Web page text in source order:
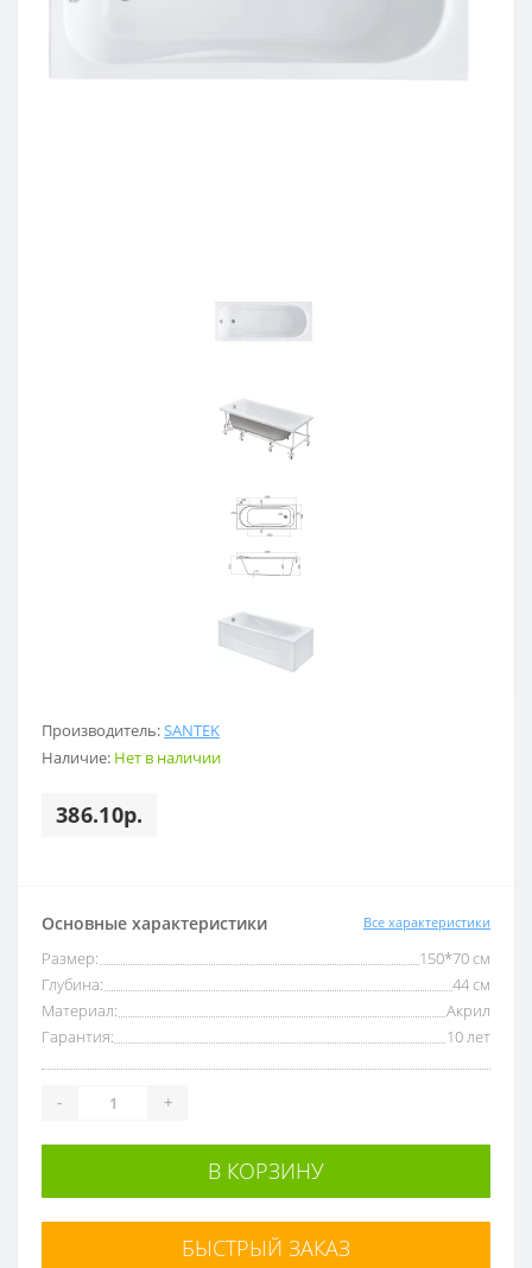
Производитель:SANTEK
Наличие: Нет в наличии
386.10р.
Основные характеристики Все характеристики
Размер:
150*70 см
Глубина:
44 см
Материал:
Акрил
Гарантия:
10 лет
- +
В КОРЗИНУ
БЫСТРЫЙ ЗАКАЗ